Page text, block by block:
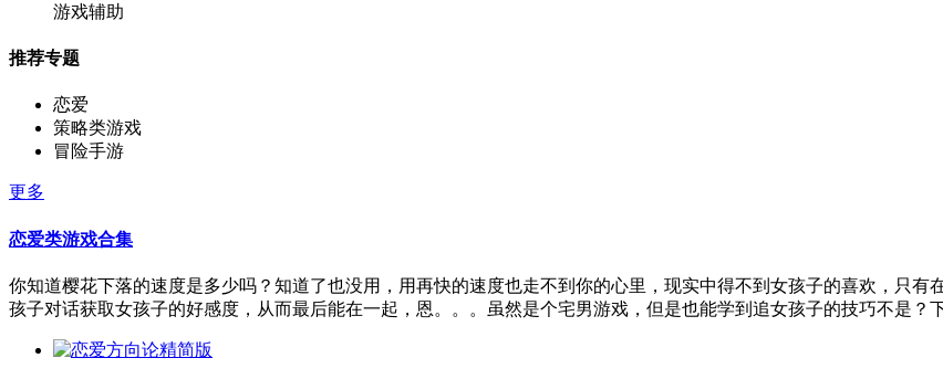
游戏辅助
推荐专题
恋爱
策略类游戏
冒险手游
更多
恋爱类游戏合集
你知道樱花下落的速度是多少吗？知道了也没用，用再快的速度也走不到你的心里，现实中得不到女孩子的喜欢，只
孩子对话获取女孩子的好感度，从而最后能在一起，恩。。。虽然是个宅男游戏，但是也能学到追女孩子的技巧不是？